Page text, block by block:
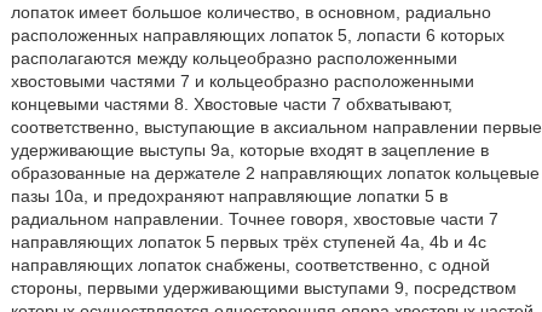
лопаток имеет большое количество, в основном, радиально
расположенных направляющих лопаток 5, лопасти 6 которых
располагаются между кольцеобразно расположенными
хвостовыми частями 7 и кольцеобразно расположенными
концевыми частями 8. Хвостовые части 7 обхватывают,
соответственно, выступающие в аксиальном направлении первые
удерживающие выступы 9а, которые входят в зацепление в
образованные на держателе 2 направляющих лопаток кольцевые
пазы 10а, и предохраняют направляющие лопатки 5 в
радиальном направлении. Точнее говоря, хвостовые части 7
направляющих лопаток 5 первых трёх ступеней 4а, 4b и 4с
направляющих лопаток снабжены, соответственно, с одной
стороны, первыми удерживающими выступами 9, посредством